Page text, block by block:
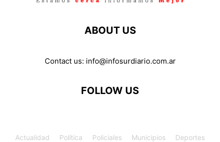
ABOUT US
Contact us: info@infosurdiario.com.ar
FOLLOW US
Actualidad Política Policiales Municipios Deportes